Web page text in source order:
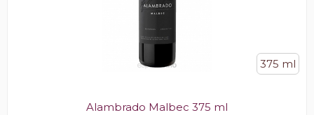
375 ml
Alambrado Malbec 375 ml